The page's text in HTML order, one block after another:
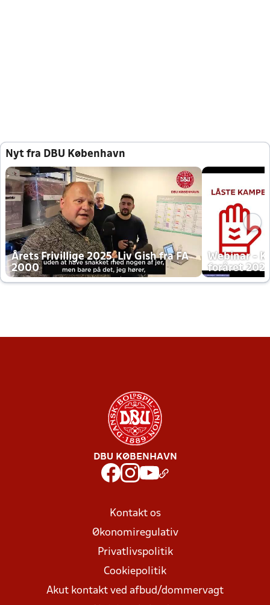
Nyt fra DBU København
Årets Frivillige 2025, Liv Gish fra FA
2000
Webinar -
foråret
DBU KØBENHAVN
Kontakt os
Økonomiregulativ
Privatlivspolitik
Cookiepolitik
Akut kontakt ved afbud/dommervagt